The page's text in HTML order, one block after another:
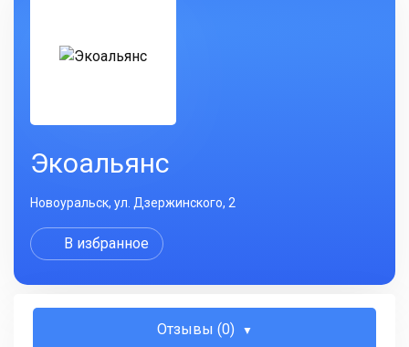
Экоальянс
Новоуральск, ул. Дзержинского, 2
В избранное
Отзывы (0)